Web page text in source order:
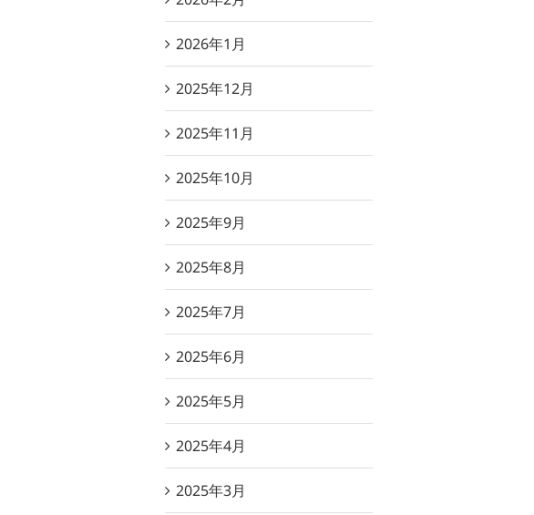
2026年1月
2025年12月
2025年11月
2025年10月
2025年9月
2025年8月
2025年7月
2025年6月
2025年5月
2025年4月
2025年3月